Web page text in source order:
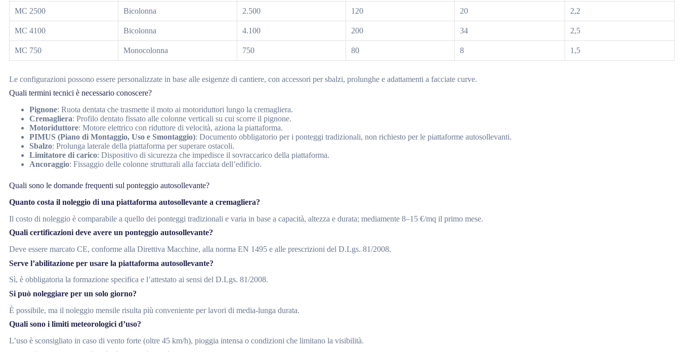
MC 2500 Bicolonna 2.500 120 20 2,2
MC 4100 Bicolonna 4.100 200 34 2,5
MC 750 Monocolonna 750 80 8 1,5
Le configurazioni possono essere personalizzate in base alle esigenze di cantiere, con accessori per sbalzi, prolunghe e adattamenti a facciate curve.
Quali termini tecnici è necessario conoscere?
Pignone: Ruota dentata che trasmette il moto ai motoriduttori lungo la cremagliera.
Cremagliera: Profilo dentato fissato alle colonne verticali su cui scorre il pignone.
Motoriduttore: Motore elettrico con riduttore di velocità, aziona la piattaforma.
PIMUS (Piano di Montaggio, Uso e Smontaggio): Documento obbligatorio per i ponteggi tradizionali, non richiesto per le piattaforme autosollevanti.
Sbalzo: Prolunga laterale della piattaforma per superare ostacoli.
Limitatore di carico: Dispositivo di sicurezza che impedisce il sovraccarico della piattaforma.
Ancoraggio: Fissaggio delle colonne strutturali alla facciata dell’edificio.
Quali sono le domande frequenti sul ponteggio autosollevante?
Quanto costa il noleggio di una piattaforma autosollevante a cremagliera?
Il costo di noleggio è comparabile a quello dei ponteggi tradizionali e varia in base a capacità, altezza e durata; mediamente 8–15 €/mq il primo mese.
Quali certificazioni deve avere un ponteggio autosollevante?
Deve essere marcato CE, conforme alla Direttiva Macchine, alla norma EN 1495 e alle prescrizioni del D.Lgs. 81/2008.
Serve l’abilitazione per usare la piattaforma autosollevante?
Sì, è obbligatoria la formazione specifica e l’attestato ai sensi del D.Lgs. 81/2008.
Si può noleggiare per un solo giorno?
È possibile, ma il noleggio mensile risulta più conveniente per lavori di media-lunga durata.
Quali sono i limiti meteorologici d’uso?
L’uso è sconsigliato in caso di vento forte (oltre 45 km/h), pioggia intensa o condizioni che limitano la visibilità.